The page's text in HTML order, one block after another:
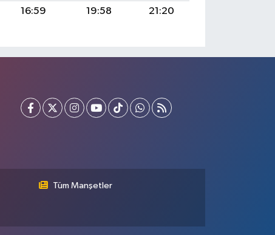
16:59 19:58 21:20
Tüm Manşetler